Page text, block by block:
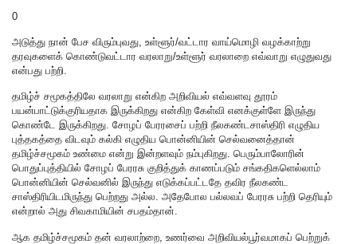
0
அடுத்து நான் பேச விரும்புவது, உள்ளூர்/வட்டார வாய்மொழி வழக்காற்று
தரவுகளைக் கொண்டுவட்டார வரலாறு/உள்ளூர் வரலாறை எவ்வாறு எழுதுவது
என்பது பற்றி.
தமிழ்ச் சமூகத்திலே வரலாறு என்கிற அறிவியல் எவ்வளவு தூரம்
பயன்பாட்டுக்குரியதாக இருக்கிறது என்கிற கேள்வி எனக்குள்ளே இருந்து
கொண்டே இருக்கிறது. சோழப் பேரரசைப் பற்றி நீலகண்டசாஸ்திரி எழுதிய
புத்தகத்தை விடவும் கல்கி எழுதிய பொன்னியின் செல்வனைத்தான்
தமிழ்ச்சமூகம் உண்மை என்று இன்றளவும் நம்புகிறது. பெரும்பாலோரின்
பொதுப்புத்தியில் சோழப் பேரரசு குறித்துக் காணப்படும் சங்கதிகளெல்லாம்
பொன்னியின் செல்வனில் இருந்து எடுக்கப்பட்டதே தவிர நீலகண்ட
சாஸ்திரியிடமிருந்து பெற்றது அல்ல. அதேபோல பல்லவப் பேரரசு பற்றி தெரியும்
என்றால் அது சிவகாமியின் சபதம்தான்.
ஆக தமிழ்ச்சமூகம் தன் வரலாற்றை, உணர்வை அறிவியல்பூர்வமாகப் பெற்றுக்